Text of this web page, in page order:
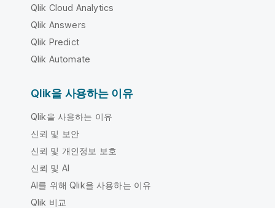
Qlik Cloud Analytics
Qlik Answers
Qlik Predict
Qlik Automate
Qlik을 사용하는 이유
Qlik을 사용하는 이유
신뢰 및 보안
신뢰 및 개인정보 보호
신뢰 및 AI
AI를 위해 Qlik을 사용하는 이유
Qlik 비교